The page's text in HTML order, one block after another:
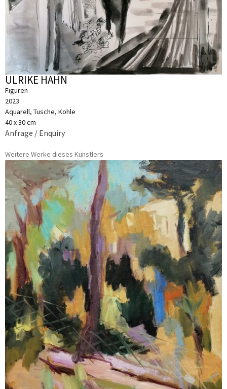
ULRIKE HAHN
Figuren
2023
Aquarell, Tusche, Kohle
40 x 30 cm
Anfrage / Enquiry
Weitere Werke dieses Künstlers